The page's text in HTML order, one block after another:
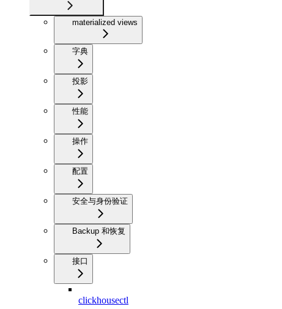
materialized views
字典
投影
性能
操作
配置
安全与身份验证
Backup 和恢复
接口
clickhousectl